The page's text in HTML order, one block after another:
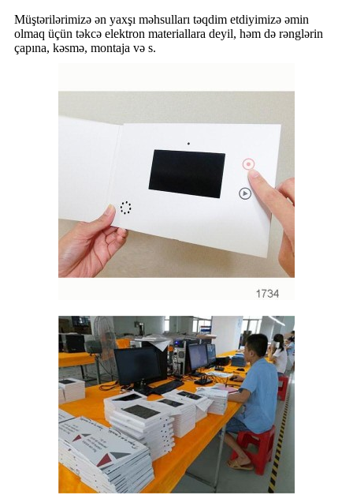
Müştərilərimizə ən yaxşı məhsulları təqdim etdiyimizə əmin
olmaq üçün təkcə elektron materiallara deyil, həm də rənglərin
çapına, kəsmə, montaja və s.